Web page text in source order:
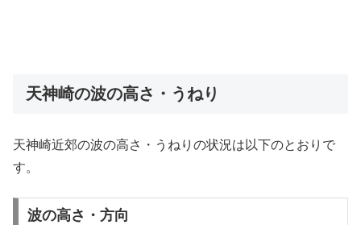
天神崎の波の高さ・うねり
天神崎近郊の波の高さ・うねりの状況は以下のとおりで
す。
波の高さ・方向